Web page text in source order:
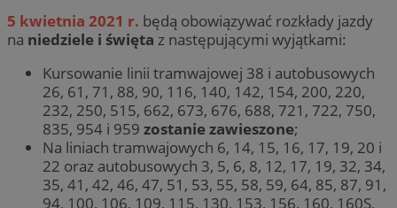
5 kwietnia 2021 r. będą obowiązywać rozkłady jazdy
na niedziele i święta z następującymi wyjątkami:
Kursowanie linii tramwajowej 38 i autobusowych
26, 61, 71, 88, 90, 116, 140, 142, 154, 200, 220,
232, 250, 515, 662, 673, 676, 688, 721, 722, 750,
835, 954 i 959 zostanie zawieszone;
Na liniach tramwajowych 6, 14, 15, 16, 17, 19, 20 i
22 oraz autobusowych 3, 5, 6, 8, 12, 17, 19, 32, 34,
35, 41, 42, 46, 47, 51, 53, 55, 58, 59, 64, 85, 87, 91,
94, 100, 106, 109, 115, 130, 153, 156, 160, 160S,